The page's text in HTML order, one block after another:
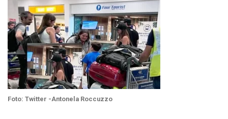
Foto: Twitter -Antonela Roccuzzo